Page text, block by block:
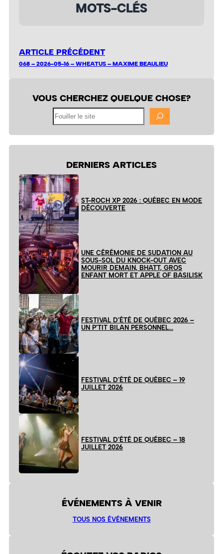
MOTS-CLÉS
ARTICLE PRÉCÉDENT
068 – 2026-05-16 – WHEATUS – MAXIME BEAULIEU
VOUS CHERCHEZ QUELQUE CHOSE?
DERNIERS ARTICLES
ST-ROCH XP 2026 : QUÉBEC EN MODE
DÉCOUVERTE
UNE CÉRÉMONIE DE SUDATION AU
SOUS-SOL DU KNOCK-OUT AVEC
MOURIR DEMAIN, BHATT, GROS
ENFANT MORT ET APPLE OF BASILISK
FESTIVAL D’ÉTÉ DE QUÉBEC 2026 –
UN P’TIT BILAN PERSONNEL…
FESTIVAL D’ÉTÉ DE QUÉBEC – 19
JUILLET 2026
FESTIVAL D’ÉTÉ DE QUÉBEC – 18
JUILLET 2026
ÉVÉNEMENTS À VENIR
TOUS NOS ÉVÉNEMENTS